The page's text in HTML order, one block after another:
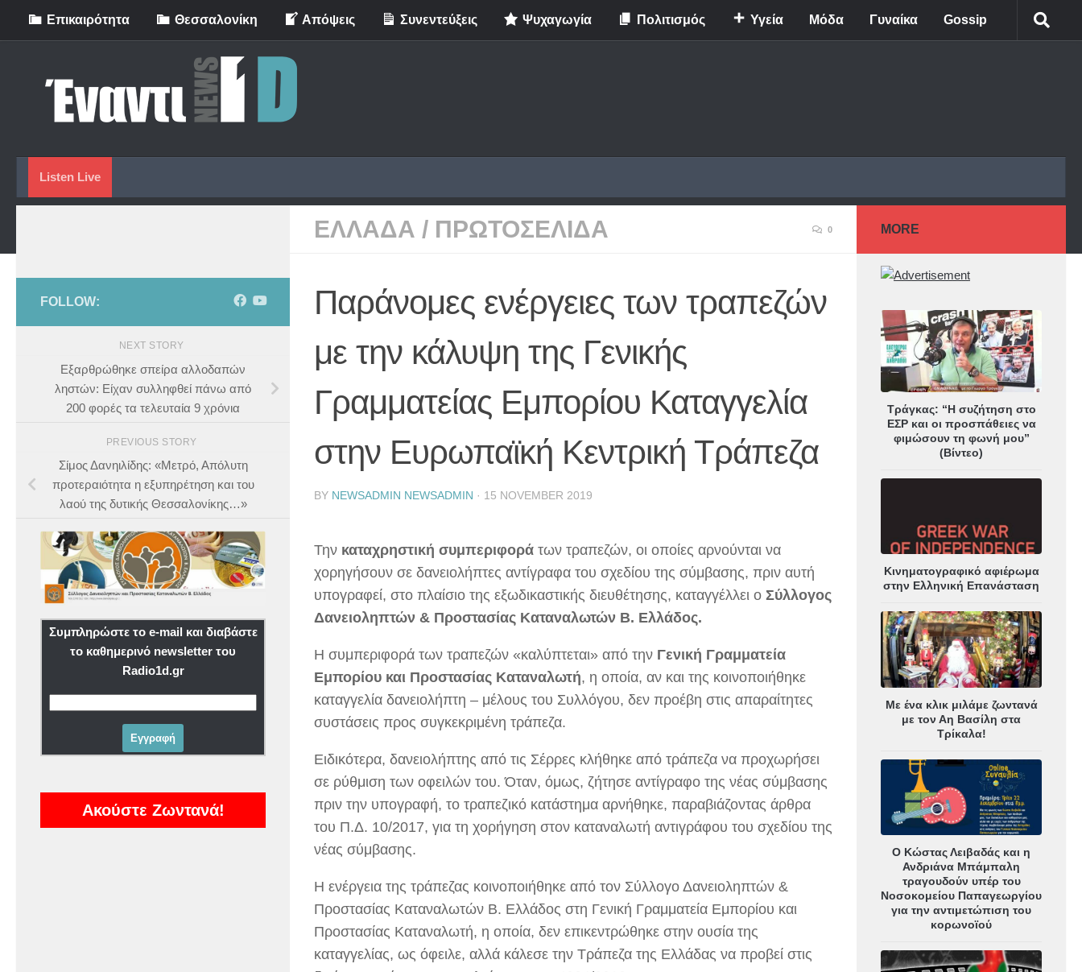
Skip to content
Eπικαιρότητα Θεσσαλονίκη Απόψεις Συνεντεύξεις Ψυχαγωγία Πολιτισμός Υγεία Μόδα Γυναίκα Gossip
Listen Live
ΕΛΛΑΔΑ / ΠΡΩΤΟΣΕΛΙΔΑ 0
Παράνομες ενέργειες των τραπεζών
με την κάλυψη της Γενικής
Γραμματείας Εμπορίου Καταγγελία
στην Ευρωπαϊκή Κεντρική Τράπεζα
BY NEWSADMIN NEWSADMIN · 15 NOVEMBER 2019
Την καταχρηστική συμπεριφορά των τραπεζών, οι οποίες αρνούνται να
χορηγήσουν σε δανειολήπτες αντίγραφα του σχεδίου της σύμβασης, πριν αυτή
υπογραφεί, στο πλαίσιο της εξωδικαστικής διευθέτησης, καταγγέλλει ο Σύλλογος
Δανειοληπτών & Προστασίας Καταναλωτών Β. Ελλάδος.
Η συμπεριφορά των τραπεζών «καλύπτεται» από την Γενική Γραμματεία
Εμπορίου και Προστασίας Καταναλωτή, η οποία, αν και της κοινοποιήθηκε
καταγγελία δανειολήπτη – μέλους του Συλλόγου, δεν προέβη στις απαραίτητες
συστάσεις προς συγκεκριμένη τράπεζα.
Ειδικότερα, δανειολήπτης από τις Σέρρες κλήθηκε από τράπεζα να προχωρήσει
σε ρύθμιση των οφειλών του. Όταν, όμως, ζήτησε αντίγραφο της νέας σύμβασης
πριν την υπογραφή, το τραπεζικό κατάστημα αρνήθηκε, παραβιάζοντας άρθρα
του Π.Δ. 10/2017, για τη χορήγηση στον καταναλωτή αντιγράφου του σχεδίου της
νέας σύμβασης.
Η ενέργεια της τράπεζας κοινοποιήθηκε από τον Σύλλογο Δανειοληπτών &
Προστασίας Καταναλωτών Β. Ελλάδος στη Γενική Γραμματεία Εμπορίου και
Προστασίας Καταναλωτή, η οποία, δεν επικεντρώθηκε στην ουσία της
καταγγελίας, ως όφειλε, αλλά κάλεσε την Τράπεζα της Ελλάδας να προβεί στις
FOLLOW:
NEXT STORY
Εξαρθρώθηκε σπείρα αλλοδαπών
ληστών: Είχαν συλληφθεί πάνω από
200 φορές τα τελευταία 9 χρόνια
PREVIOUS STORY
Σίμος Δανηιλίδης: «Μετρό, Απόλυτη
προτεραιότητα η εξυπηρέτηση και του
λαού της δυτικής Θεσσαλονίκης…»
Συμπληρώστε το e-mail και διαβάστε
το καθημερινό newsletter του
Radio1d.gr
Ακούστε Ζωντανά!
MORE
Τράγκας: “Η συζήτηση στο
ΕΣΡ και οι προσπάθειες να
φιμώσουν τη φωνή μου”
(Βίντεο)
Κινηματογραφικό αφιέρωμα
στην Ελληνική Επανάσταση
Με ένα κλικ μιλάμε ζωντανά
με τον Αη Βασίλη στα
Τρίκαλα!
Ο Κώστας Λειβαδάς και η
Ανδριάνα Μπάμπαλη
τραγουδούν υπέρ του
Νοσοκομείου Παπαγεωργίου
για την αντιμετώπιση του
κορωνοϊού